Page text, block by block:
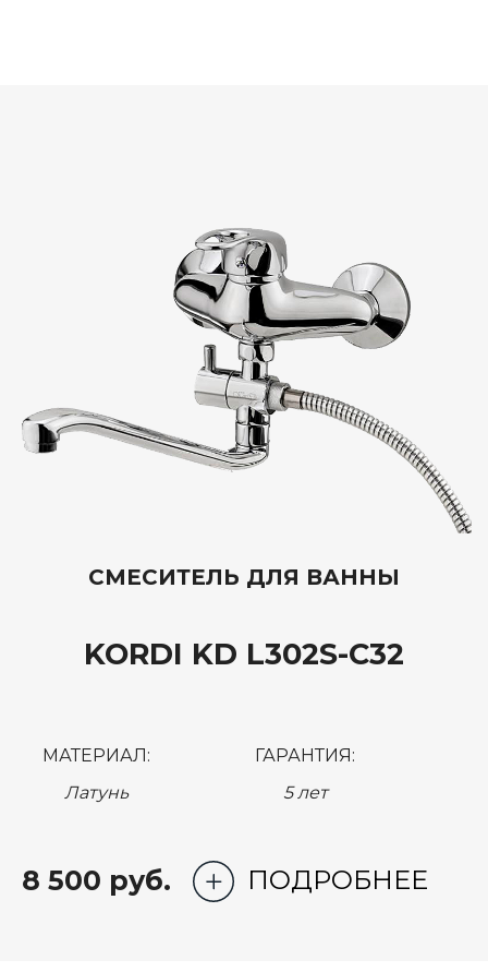
СМЕСИТЕЛЬ ДЛЯ ВАННЫ
KORDI KD L302S-C32
МАТЕРИАЛ:
ГАРАНТИЯ:
Латунь
5 лет
8 500 руб. ПОДРОБНЕЕ